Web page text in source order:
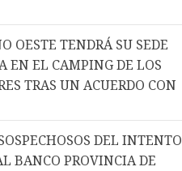
OESTE TENDRÁ SU SEDE
EN EL CAMPING DE LOS
TRAS UN ACUERDO CON
DEL INTENTO
BANCO PROVINCIA DE